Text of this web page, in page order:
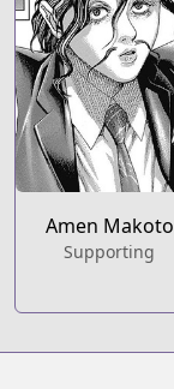
Amen Makoto
Supporting